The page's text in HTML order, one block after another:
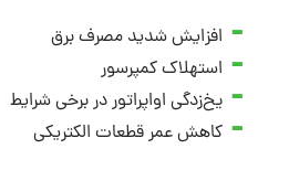
افزایش شدید مصرف برق
استهلاک کمپرسور
یخ‌زدگی اواپراتور در برخی شرایط
کاهش عمر قطعات الکتریکی